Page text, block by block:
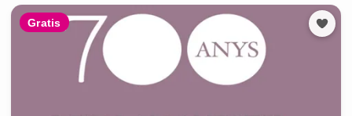
Gratis